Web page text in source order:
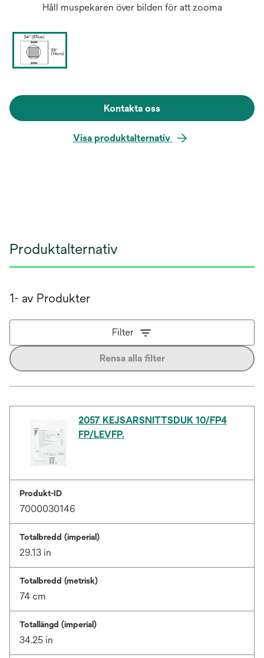
Håll muspekaren över bilden för att zooma
Kontakta oss
Visa produktalternativ
Produktalternativ
1- av Produkter
Filter
Rensa alla filter
2057 KEJSARSNITTSDUK 10/FP4
FP/LEVFP.
Produkt-ID
7000030146
Totalbredd (imperial)
29.13 in
Totalbredd (metrisk)
74 cm
Totallängd (imperial)
34.25 in